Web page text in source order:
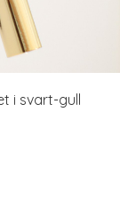
i svart-gull